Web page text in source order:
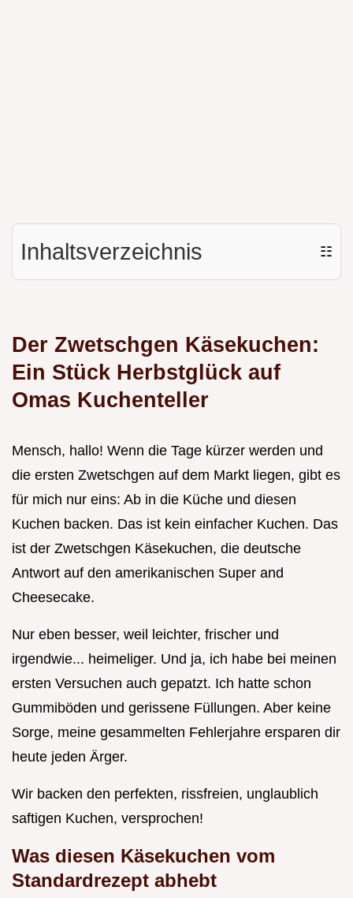
Inhaltsverzeichnis ☷
Der Zwetschgen Käsekuchen:
Ein Stück Herbstglück auf
Omas Kuchenteller
Mensch, hallo! Wenn die Tage kürzer werden und
die ersten Zwetschgen auf dem Markt liegen, gibt es
für mich nur eins: Ab in die Küche und diesen
Kuchen backen. Das ist kein einfacher Kuchen. Das
ist der Zwetschgen Käsekuchen, die deutsche
Antwort auf den amerikanischen Super and
Cheesecake.
Nur eben besser, weil leichter, frischer und
irgendwie... heimeliger. Und ja, ich habe bei meinen
ersten Versuchen auch gepatzt. Ich hatte schon
Gummiböden und gerissene Füllungen. Aber keine
Sorge, meine gesammelten Fehlerjahre ersparen dir
heute jeden Ärger.
Wir backen den perfekten, rissfreien, unglaublich
saftigen Kuchen, versprochen!
Was diesen Käsekuchen vom
Standardrezept abhebt